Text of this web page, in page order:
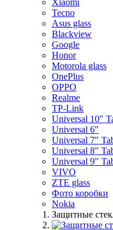
Xiaomi
Tecno
Asus glass
Blackview
Google
Honor
Motorola glass
OnePlus
OPPO
Realme
TP-Link
Universal 10"
Universal 6"
Universal 7"
Universal 8"
Universal 9"
VIVO
ZTE glass
Фото коробки
Nokia
Защитные